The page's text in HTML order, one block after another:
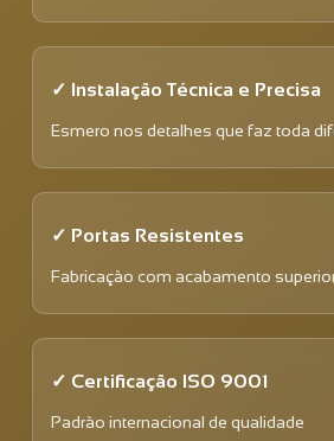
✓ Instalação Técnica e Precisa
Esmero nos detalhes que faz toda
✓ Portas Resistentes
Fabricação com acabamento
✓ Certificação ISO 9001
Padrão internacional de qualidade